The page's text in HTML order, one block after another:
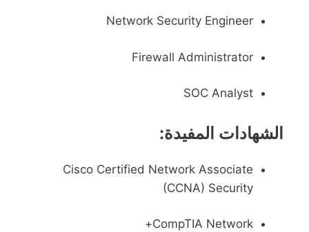
Network Security Engineer
Firewall Administrator
SOC Analyst
الشهادات المفيدة:
Cisco Certified Network Associate
(CCNA) Security
CompTIA Network+